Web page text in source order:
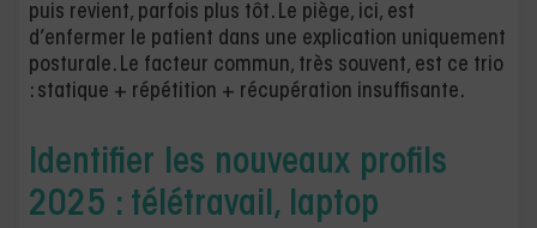
puis revient, parfois plus tôt. Le piège, ici, est
d’enfermer le patient dans une explication uniquement
posturale. Le facteur commun, très souvent, est ce trio
: statique + répétition + récupération insuffisante.
Identifier les nouveaux profils
2025 : télétravail, laptop